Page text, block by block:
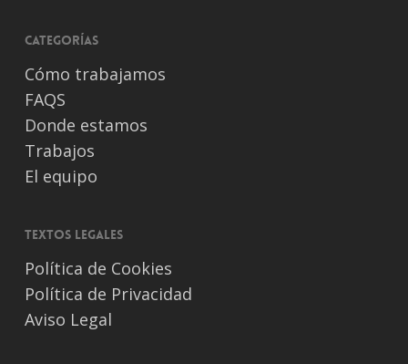
Categorías
Cómo trabajamos
FAQS
Donde estamos
Trabajos
El equipo
Textos legales
Política de Cookies
Política de Privacidad
Aviso Legal